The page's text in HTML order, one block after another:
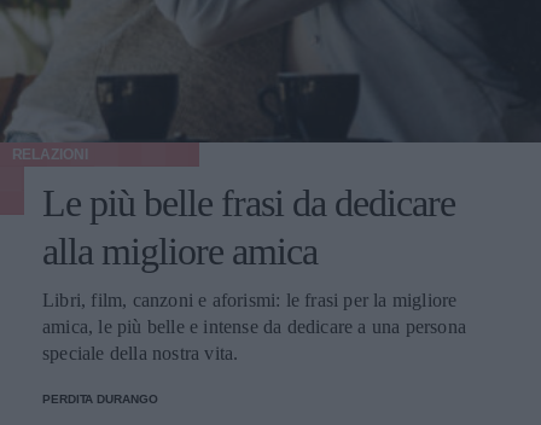
RELAZIONI
Le più belle frasi da dedicare
alla migliore amica
Libri, film, canzoni e aforismi: le frasi per la migliore
amica, le più belle e intense da dedicare a una persona
speciale della nostra vita.
PERDITA DURANGO